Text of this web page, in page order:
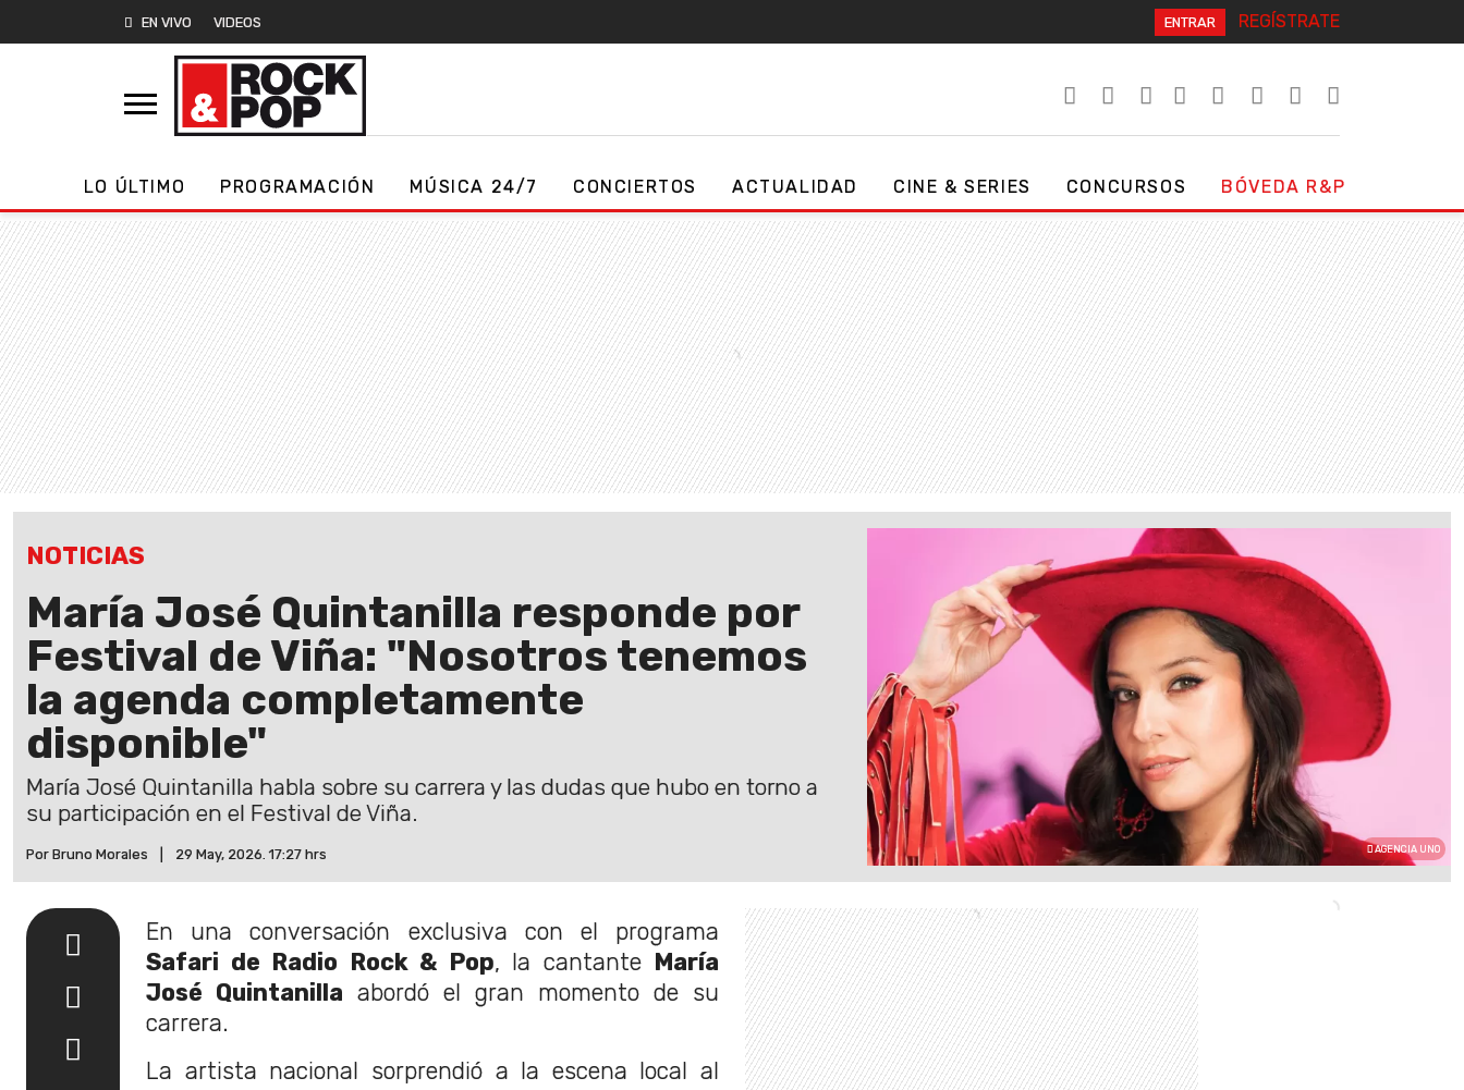
EN VIVO VIDEOS ENTRAR REGÍSTRATE
LO ÚLTIMO PROGRAMACIÓN MÚSICA 24/7 CONCIERTOS ACTUALIDAD CINE & SERIES CONCURSOS BÓVEDA R&P
NOTICIAS
María José Quintanilla responde por
Festival de Viña: "Nosotros tenemos
la agenda completamente
disponible"
María José Quintanilla habla sobre su carrera y las dudas que hubo en torno a
su participación en el Festival de Viña.
Por Bruno Morales 29 May, 2026. 17:27 hrs AGENCIA UNO
En una conversación exclusiva con el programa
Safari de Radio Rock & Pop, la cantante María
José Quintanilla abordó el gran momento de su
carrera.
La artista nacional sorprendió a la escena local al